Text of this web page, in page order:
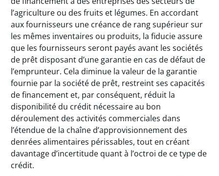
l’agriculture ou des fruits et légumes. En accordant
aux fournisseurs une créance de rang supérieur sur
les mêmes inventaires ou produits, la fiducie assure
que les fournisseurs seront payés avant les sociétés
de prêt disposant d’une garantie en cas de défaut de
l’emprunteur. Cela diminue la valeur de la garantie
fournie par la société de prêt, restreint ses capacités
de financement et, par conséquent, réduit la
disponibilité du crédit nécessaire au bon
déroulement des activités commerciales dans
l’étendue de la chaîne d’approvisionnement des
denrées alimentaires périssables, tout en créant
davantage d’incertitude quant à l’octroi de ce type de
crédit.